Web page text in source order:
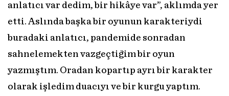
anlatıcı var dedim, bir hikâye var”, aklımda yer
etti. Aslında başka bir oyunun karakteriydi
buradaki anlatıcı, pandemide sonradan
sahnelemekten vazgeçtiğim bir oyun
yazmıştım. Oradan kopartıp ayrı bir karakter
olarak işledim duacıyı ve bir kurgu yaptım.